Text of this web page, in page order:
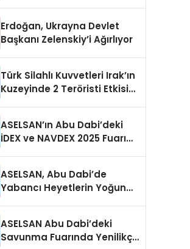
Erdoğan, Ukrayna Devlet
Başkanı Zelenskiy’i Ağırlıyor
Türk Silahlı Kuvvetleri Irak’ın
Kuzeyinde 2 Teröristi Etkisiz
ASELSAN’ın Abu Dabi’deki
İDEX ve NAVDEX 2025 Fuarı
ASELSAN, Abu Dabi’de
Yabancı Heyetlerin Yoğun
ASELSAN Abu Dabi’deki
Savunma Fuarında Yenilikçi